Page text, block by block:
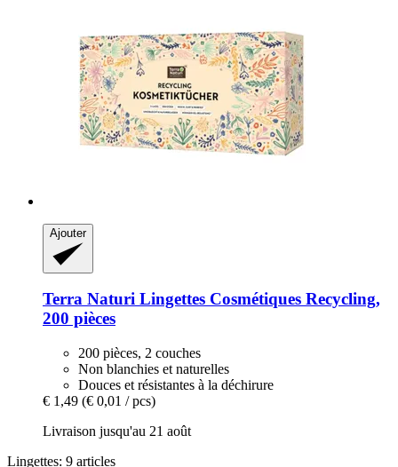
Ajouter
Terra Naturi Lingettes Cosmétiques Recycling,
200 pièces
200 pièces, 2 couches
Non blanchies et naturelles
Douces et résistantes à la déchirure
€ 1,49 (€ 0,01 / pcs)
Livraison jusqu'au 21 août
Lingettes: 9 articles